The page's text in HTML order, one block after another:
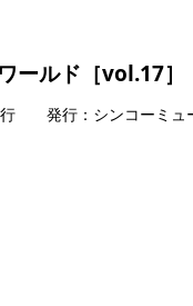
ールド［vol.17］
行 発行：シンコーミュ